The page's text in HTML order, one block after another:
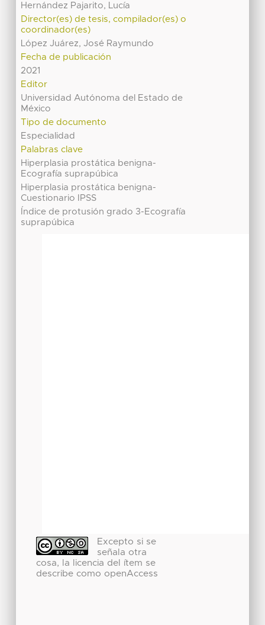
Hernández Pajarito, Lucía
Director(es) de tesis, compilador(es) o
coordinador(es)
López Juárez, José Raymundo
Fecha de publicación
2021
Editor
Universidad Autónoma del Estado de
México
Tipo de documento
Especialidad
Palabras clave
Hiperplasia prostática benigna-
Ecografía suprapúbica
Hiperplasia prostática benigna-
Cuestionario IPSS
Índice de protusión grado 3-Ecografía
suprapúbica
Excepto si se
señala otra
cosa, la licencia del ítem se
describe como openAccess